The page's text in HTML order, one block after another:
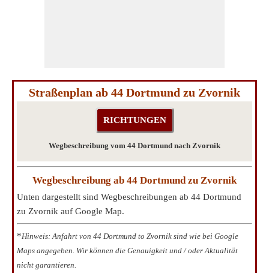
Straßenplan ab 44 Dortmund zu Zvornik
Wegbeschreibung vom 44 Dortmund nach Zvornik
Wegbeschreibung ab 44 Dortmund zu Zvornik
Unten dargestellt sind Wegbeschreibungen ab 44 Dortmund
zu Zvornik auf Google Map.
*Hinweis: Anfahrt von 44 Dortmund to Zvornik sind wie bei Google
Maps angegeben. Wir können die Genauigkeit und / oder Aktualität
nicht garantieren.